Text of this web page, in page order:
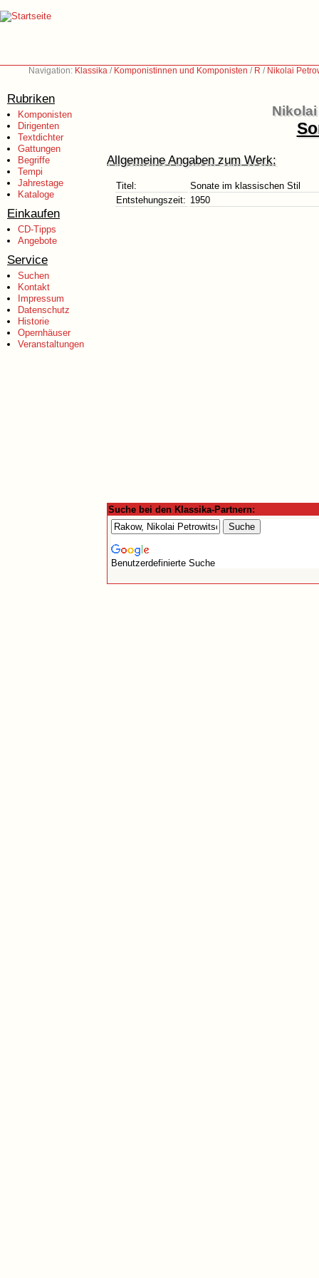
Navigation: Klassika / Komponistinnen und Komponisten / R / Nikolai
Rubriken
Komponisten
Dirigenten
Textdichter
Gattungen
Begriffe
Tempi
Jahrestage
Kataloge
Einkaufen
CD-Tipps
Angebote
Service
Suchen
Kontakt
Impressum
Datenschutz
Historie
Opernhäuser
Veranstaltungen
Allgemeine Angaben zum Werk:
Titel:
Sonate im klassischen Stil
Entstehungszeit: 1950
Suche bei den Klassika-Partnern:
Benutzerdefinierte Suche